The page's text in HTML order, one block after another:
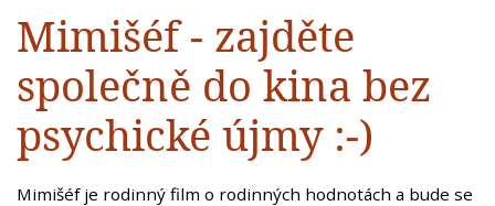
Mimišéf - zajděte
společně do kina bez
psychické újmy :-)
Mimišéf je rodinný film o rodinných hodnotách a bude se